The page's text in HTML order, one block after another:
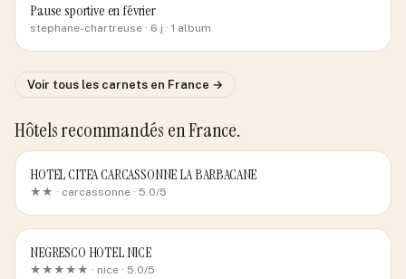
Pause sportive en février
stephane-chartreuse · 6 j · 1 album
Voir tous les carnets en France →
Hôtels recommandés en France.
HOTEL CITEA CARCASSONNE LA BARBACANE
★★ · carcassonne · 5.0/5
NEGRESCO HOTEL NICE
★★★★★ · nice · 5.0/5